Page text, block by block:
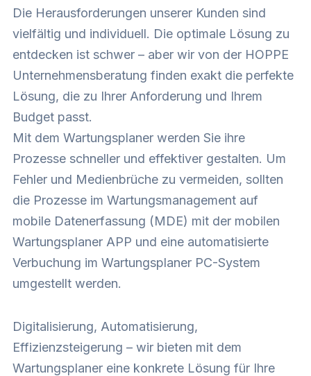
Die Herausforderungen unserer Kunden sind
vielfältig und individuell. Die optimale Lösung zu
entdecken ist schwer – aber wir von der HOPPE
Unternehmensberatung finden exakt die perfekte
Lösung, die zu Ihrer Anforderung und Ihrem
Budget passt.
Mit dem Wartungsplaner werden Sie ihre
Prozesse schneller und effektiver gestalten. Um
Fehler und Medienbrüche zu vermeiden, sollten
die Prozesse im Wartungsmanagement auf
mobile Datenerfassung (MDE) mit der mobilen
Wartungsplaner APP und eine automatisierte
Verbuchung im Wartungsplaner PC-System
umgestellt werden.
Digitalisierung, Automatisierung,
Effizienzsteigerung – wir bieten mit dem
Wartungsplaner eine konkrete Lösung für Ihre